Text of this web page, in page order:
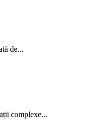
de...
complexe...